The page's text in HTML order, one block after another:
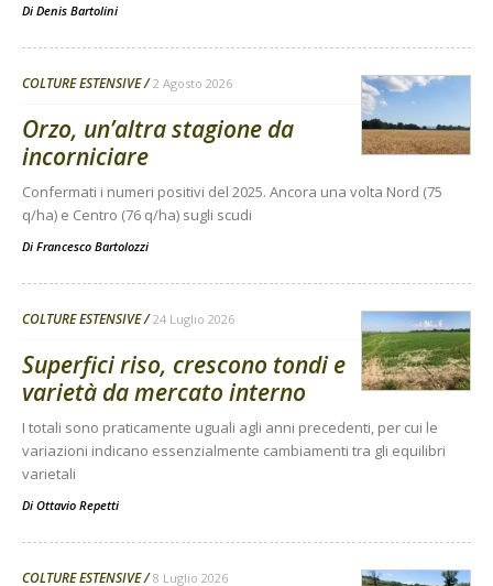
Di Denis Bartolini
COLTURE ESTENSIVE 2 Agosto 2026
Orzo, un’altra stagione da
incorniciare
Confermati i numeri positivi del 2025. Ancora una volta Nord (75
q/ha) e Centro (76 q/ha) sugli scudi
Di Francesco Bartolozzi
COLTURE ESTENSIVE 24 Luglio 2026
Superfici riso, crescono tondi e
varietà da mercato interno
I totali sono praticamente uguali agli anni precedenti, per cui le
variazioni indicano essenzialmente cambiamenti tra gli equilibri
varietali
Di Ottavio Repetti
COLTURE ESTENSIVE 8 Luglio 2026